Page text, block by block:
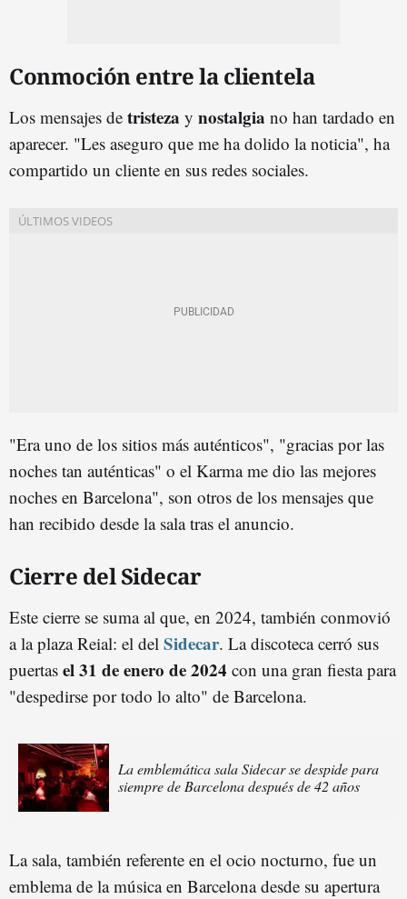
Conmoción entre la clientela
Los mensajes de tristeza y nostalgia no han tardado en
aparecer. "Les aseguro que me ha dolido la noticia", ha
compartido un cliente en sus redes sociales.
"Era uno de los sitios más auténticos", "gracias por las
noches tan auténticas" o el Karma me dio las mejores
noches en Barcelona", son otros de los mensajes que
han recibido desde la sala tras el anuncio.
Cierre del Sidecar
Este cierre se suma al que, en 2024, también conmovió
a la plaza Reial: el del Sidecar. La discoteca cerró sus
puertas el 31 de enero de 2024 con una gran fiesta para
"despedirse por todo lo alto" de Barcelona.
La emblemática sala Sidecar se despide para
siempre de Barcelona después de 42 años
La sala, también referente en el ocio nocturno, fue un
emblema de la música en Barcelona desde su apertura